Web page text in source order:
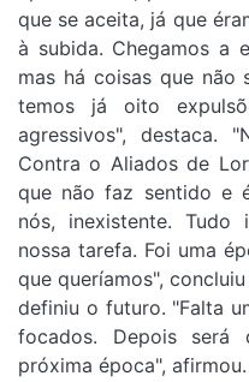
que se aceita, já que
à subida. Chegamos a
mas há coisas que não
temos já oito
agressivos", destaca.
Contra o Aliados de
que não faz sentido e
nós, inexistente.
nossa tarefa. Foi uma
que queríamos",
definiu o futuro. "Falta
focados. Depois será
próxima época", afirmou.